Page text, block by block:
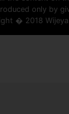
only by
� 2018